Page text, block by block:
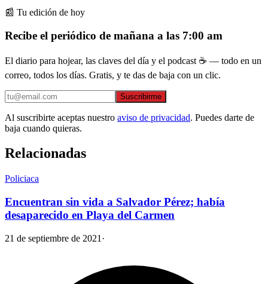
📰 Tu edición de hoy
Recibe el periódico de mañana a las 7:00 am
El diario para hojear, las claves del día y el podcast ☕ — todo en un
correo, todos los días. Gratis, y te das de baja con un clic.
Suscribirme
Al suscribirte aceptas nuestro aviso de privacidad. Puedes darte de
baja cuando quieras.
Relacionadas
Policiaca
Encuentran sin vida a Salvador Pérez; había
desaparecido en Playa del Carmen
21 de septiembre de 2021 ·